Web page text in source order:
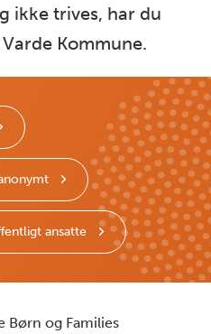
ikke trives, har du
Kommune.
ansatte
Børn og Families